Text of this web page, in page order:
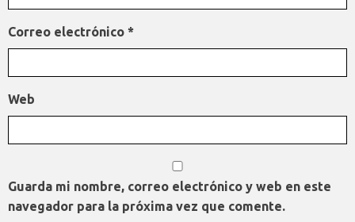
Correo electrónico *
Web
Guarda mi nombre, correo electrónico y web en este
navegador para la próxima vez que comente.